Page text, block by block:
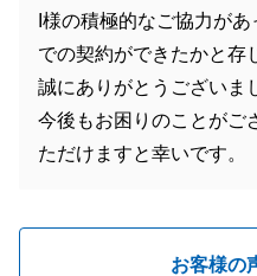
I様の積極的なご協力が
での契約ができたかと存
誠にありがとうございま
今後もお困りのことがご
ただけますと幸いです。
お客様の